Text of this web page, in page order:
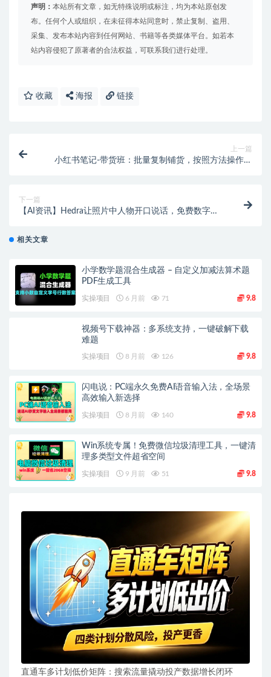
声明： 本站所有文章，如无特殊说明或标注，均为本站原创发
布。任何个人或组织，在未征得本站同意时，禁止复制、盗用、
采集、发布本站内容到任何网站、书籍等各类媒体平台。如若本
站内容侵犯了原著者的合法权益，可联系我们进行处理。
收藏 海报 链接
上一篇
小红书笔记-带货班：批量复制铺货，按照方法操作快
下一篇
【AI资讯】Hedra让照片中人物开口说话，免费数字人
相关文章
小学数学题混合生成器 – 自定义加减法算术题
PDF生成工具
实操项目 6 月前 71 9.8
视频号下载神器：多系统支持，一键破解下载
难题
实操项目 8 月前 126 9.8
闪电说：PC端永久免费AI语音输入法，全场景
高效输入新选择
实操项目 8 月前 140 9.8
Win系统专属！免费微信垃圾清理工具，一键清
理多类型文件超省空间
实操项目 9 月前 51 9.8
直通车多计划低价矩阵：搜索流量撬动投产数据增长闭环